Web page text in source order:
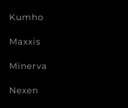
Kumho
Maxxis
Minerva
Nexen